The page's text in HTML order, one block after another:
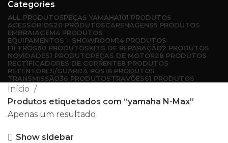
Categories
ALL PRODUTOSPEÇAS YAMAHA101 PRODUTOS
ACESSÓRIOS20 PRODUTOSCARENAGENS5 PRODUTOS
EMBRAIAGEM4 PRODUTOS
EQUIPAMENTOS – SHOWROOM14 PRODUTOS
FILTROS60 PRODUTOSKITS DE REPARAÇÃO2 PRODUTOS
NOVIDADES1 PRODUTOPEÇAS DE MOTOR28 PRODUTOS
RECTIFICADORES DE CORRENTE8 PRODUTOS
RETENTORES/GUARDA PÓS18 PRODUTOS
TRANSMISSÃO36 PRODUTOSTRAVÕES61 PRODUTOS
Início
Produtos etiquetados com “yamaha N-Max”
Apenas um resultado
Show sidebar